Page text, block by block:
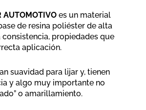
AUTOMOTIVO es un material
de resina poliéster de alta
propiedades que
aplicación.
suavidad para lijar y, tienen
y algo muy importante no
o amarillamiento.